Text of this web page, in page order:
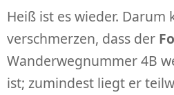
Heiß ist es wieder. Darum
verschmerzen, dass der
Wanderwegnummer 4B
ist; zumindest liegt er